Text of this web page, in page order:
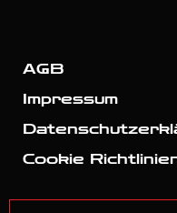
AGB
Impressum
Cookie